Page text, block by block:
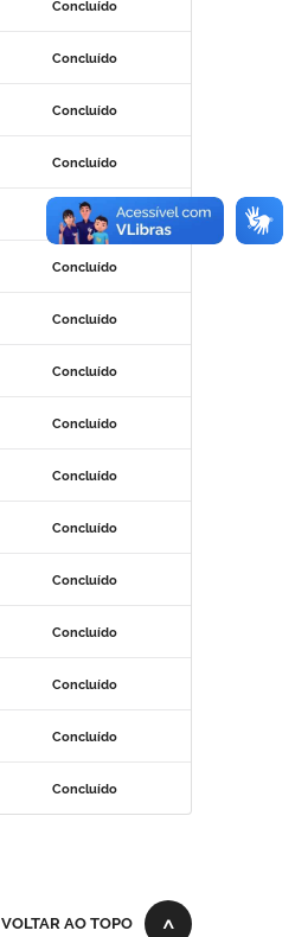
Concluído
Concluído
Concluído
Concluído
Concluído
Concluído
Concluído
Concluído
Concluído
Concluído
Concluído
Concluído
Concluído
Concluído
Concluído
Concluído
VOLTAR AO TOPO